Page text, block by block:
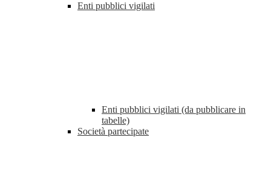
Enti pubblici vigilati
Enti pubblici vigilati (da pubblicare in
tabelle)
Società partecipate